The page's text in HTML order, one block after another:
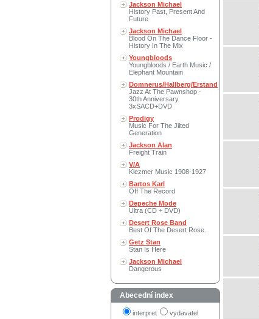
Jackson Michael
History Past, Present And
Future
Jackson Michael
Blood On The Dance Floor -
History In The Mix
Youngbloods
Youngbloods / Earth Music /
Elephant Mountain
Domnerus/Hallberg/Erstand
Jazz At The Pawnshop -
30th Anniversary
3xSACD+DVD
Prodigy
Music For The Jilted
Generation
Jackson Alan
Freight Train
V/A
Klezmer Music 1908-1927
Bartos Karl
Off The Record
Depeche Mode
Ultra (CD + DVD)
Desert Rose Band
Best Of The Desert Rose..
Getz Stan
Stan Is Here
Jackson Michael
Dangerous
Abecední index
interpret vydavatel